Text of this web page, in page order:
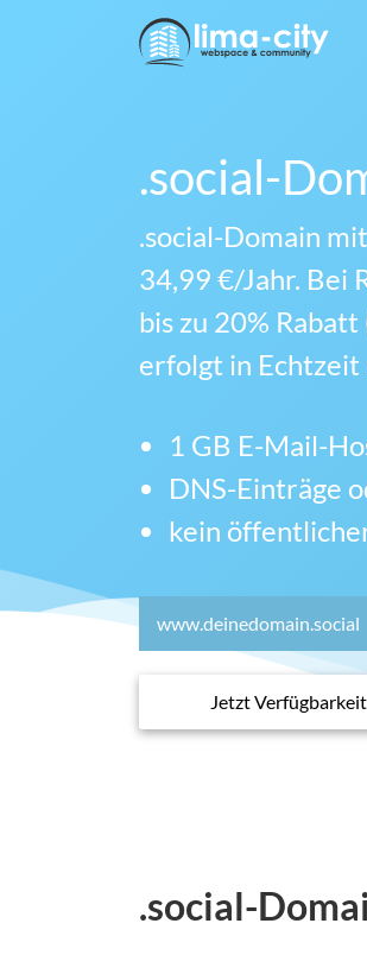
.social-
.social-Domain
34,99 €/Jahr. Bei
bis zu 20%
erfolgt in Echtzeit
1 GB E-Mail-
DNS-Einträge
kein
Jetzt
.social-